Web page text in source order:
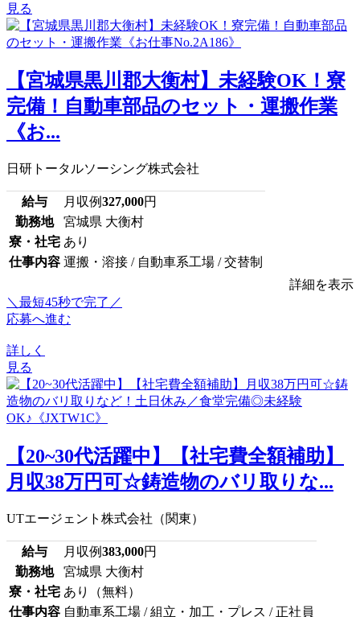
見る
【宮城県黒川郡大衡村】未経験OK！寮
完備！自動車部品のセット・運搬作業
《お...
日研トータルソーシング株式会社
給与 月収例327,000円
勤務地
宮城県 大衡村
寮・社宅 あり
仕事内容 運搬・溶接 / 自動車系工場 / 交替制
詳細を表示
＼最短45秒で完了／
応募へ進む
詳しく
見る
【20~30代活躍中】【社宅費全額補助】
月収38万円可☆鋳造物のバリ取りな...
UTエージェント株式会社（関東）
給与 月収例383,000円
勤務地
宮城県 大衡村
寮・社宅 あり（無料）
仕事内容 自動車系工場 / 組立・加工・プレス / 正社員